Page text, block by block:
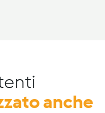
anche